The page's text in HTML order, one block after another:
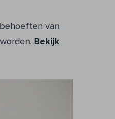
van
Bekijk